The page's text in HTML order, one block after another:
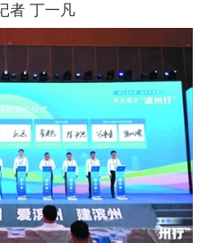
者 丁一凡